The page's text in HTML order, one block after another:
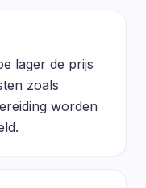
lager de prijs
zoals
worden